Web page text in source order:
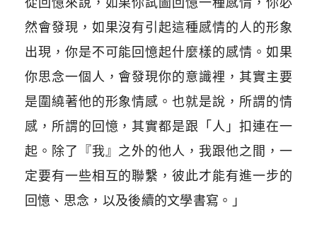
然會發現，如果沒有引起這種感情的人的形象
出現，你是不可能回憶起什麼樣的感情。如果
你思念一個人，會發現你的意識裡，其實主要
是圍繞著他的形象情感。也就是說，所謂的情
感，所謂的回憶，其實都是跟「人」扣連在一
起。除了『我』之外的他人，我跟他之間，一
定要有一些相互的聯繫，彼此才能有進一步的
回憶、思念，以及後續的文學書寫。」